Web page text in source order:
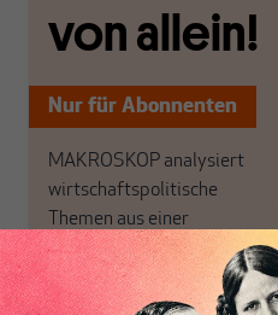
von allein!
Nur für Abonnenten
MAKROSKOP analysiert
wirtschaftspolitische
Themen aus einer
postkeynesianischen
Perspektive und ist damit
in Deutschland einzigartig.